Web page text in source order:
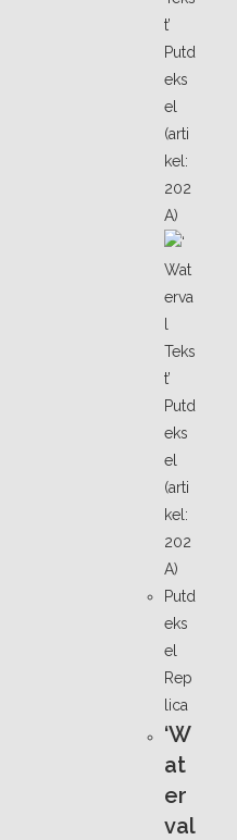
Putd
eks
el
Rep
lica
‘W
at
er
val